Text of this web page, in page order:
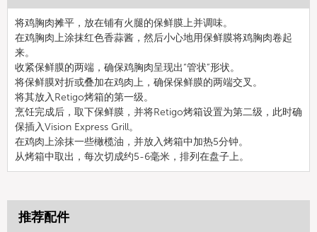
将鸡胸肉摊平，放在铺有火腿的保鲜膜上并调味。
在鸡胸肉上涂抹红色香蒜酱，然后小心地用保鲜膜将鸡胸肉卷起
来。
收紧保鲜膜的两端，确保鸡胸肉呈现出“管状”形状。
将保鲜膜对折或叠加在鸡肉上，确保保鲜膜的两端交叉。
将其放入Retigo烤箱的第一级。
烹饪完成后，取下保鲜膜，并将Retigo烤箱设置为第二级，此时确
保插入Vision Express Grill。
在鸡肉上涂抹一些橄榄油，并放入烤箱中加热5分钟。
从烤箱中取出，每次切成约5-6毫米，排列在盘子上。
推荐配件